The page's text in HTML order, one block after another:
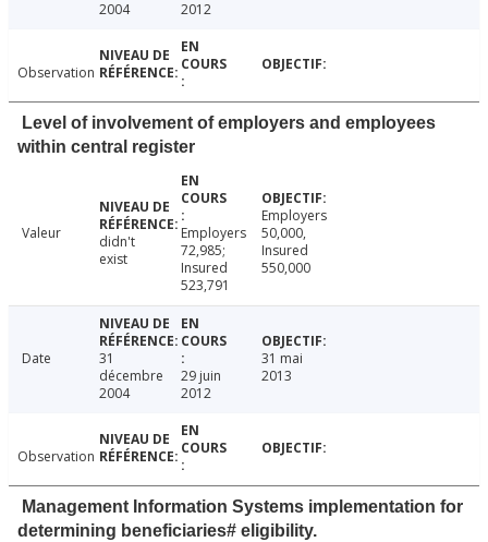
2004
2012
Observation
Level of involvement of employers and employees
within central register
Valeur
didn't
exist
Employers
72,985;
Insured
523,791
Employers
50,000,
Insured
550,000
Date
31
décembre
2004
29 juin
2012
31 mai
2013
Observation
Management Information Systems implementation for
determining beneficiaries# eligibility.